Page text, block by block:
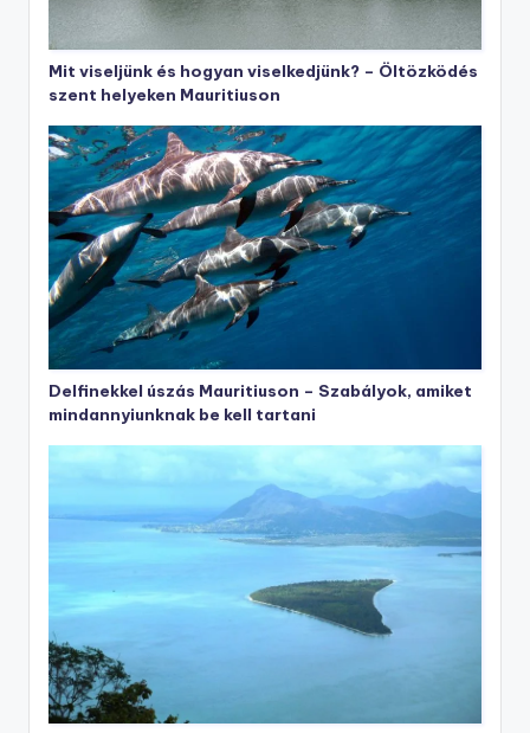
Mit viseljünk és hogyan viselkedjünk? – Öltözködés
szent helyeken Mauritiuson
Delfinekkel úszás Mauritiuson – Szabályok, amiket
mindannyiunknak be kell tartani